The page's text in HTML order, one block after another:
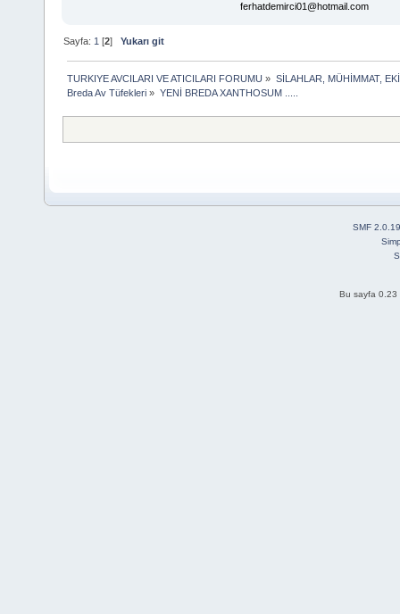
ferhatdemirci01@hotmail.com
Sayfa: 1 [2]Yukarı git
TURKIYE AVCILARI VE ATICILARI FORUMU » SİLAHLAR, MÜHİMMAT,
Breda Av Tüfekleri » YENİ BREDA XANTHOSUM .....
SMF 2.0.19
Bu sayfa 0.23